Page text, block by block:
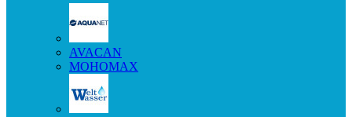
AVACAN
МОНОМАХ